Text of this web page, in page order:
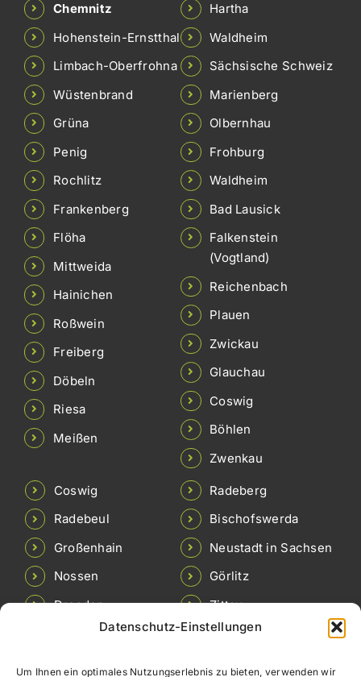
Datenschutz-Einstellungen
Um Ihnen ein optimales Nutzungserlebnis zu bieten, verwenden wir
Chemnitz
Hohenstein-Ernstthal
Limbach-Oberfrohna
Wüstenbrand
Grüna
Penig
Rochlitz
Frankenberg
Flöha
Mittweida
Hainichen
Roßwein
Freiberg
Döbeln
Riesa
Meißen
Hartha
Waldheim
Sächsische Schweiz
Marienberg
Olbernhau
Frohburg
Waldheim
Bad Lausick
Falkenstein
(Vogtland)
Reichenbach
Plauen
Zwickau
Glauchau
Coswig
Böhlen
Zwenkau
Coswig
Radebeul
Großenhain
Nossen
Dresden
Radeberg
Bischofswerda
Neustadt in Sachsen
Görlitz
Zittau
Löbau